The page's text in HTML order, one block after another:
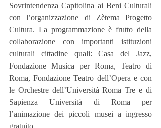
Sovrintendenza Capitolina ai Beni Culturali
con l’organizzazione di Zètema Progetto
Cultura. La programmazione è frutto della
collaborazione con importanti istituzioni
culturali cittadine quali: Casa del Jazz,
Fondazione Musica per Roma, Teatro di
Roma, Fondazione Teatro dell’Opera e con
le Orchestre dell’Università Roma Tre e di
Sapienza Università di Roma per
l’animazione dei piccoli musei a ingresso
gratuito.